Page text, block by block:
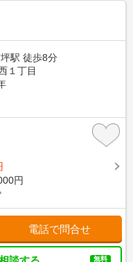
駅 徒歩8分
１丁目
円
電話で問合せ
無料